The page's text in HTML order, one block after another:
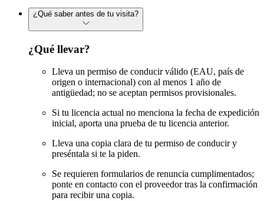
¿Qué saber antes de tu visita?
¿Qué llevar?
Lleva un permiso de conducir válido (EAU, país de
origen o internacional) con al menos 1 año de
antigüedad; no se aceptan permisos provisionales.
Si tu licencia actual no menciona la fecha de expedición
inicial, aporta una prueba de tu licencia anterior.
Lleva una copia clara de tu permiso de conducir y
preséntala si te la piden.
Se requieren formularios de renuncia cumplimentados;
ponte en contacto con el proveedor tras la confirmación
para recibir una copia.